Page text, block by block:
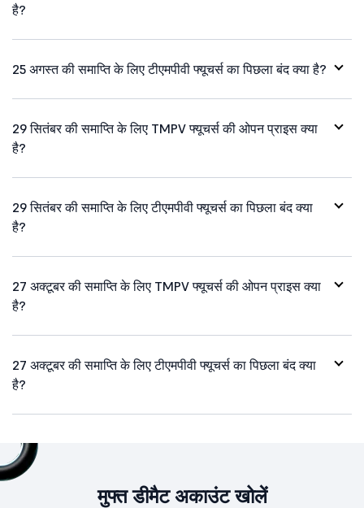
है?
25 अगस्त की समाप्ति के लिए टीएमपीवी फ्यूचर्स का पिछला बंद क्या है?
29 सितंबर की समाप्ति के लिए TMPV फ्यूचर्स की ओपन प्राइस क्या
है?
29 सितंबर की समाप्ति के लिए टीएमपीवी फ्यूचर्स का पिछला बंद क्या
है?
27 अक्टूबर की समाप्ति के लिए TMPV फ्यूचर्स की ओपन प्राइस क्या
है?
27 अक्टूबर की समाप्ति के लिए टीएमपीवी फ्यूचर्स का पिछला बंद क्या
है?
मुफ्त डीमैट अकाउंट खोलें